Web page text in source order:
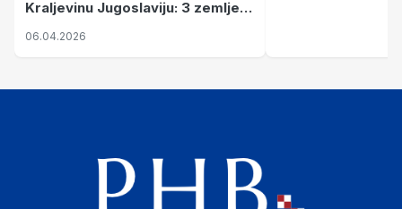
Kraljevinu Jugoslaviju: 3 zemlje
nastale njenim raspadom
06.04.2026